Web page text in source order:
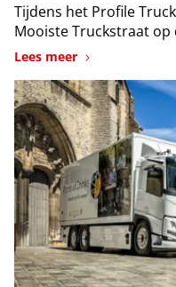
Tijdens het Profile
Mooiste Truckstraat op
Lees meer